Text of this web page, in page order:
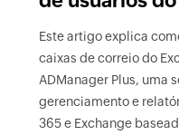
Este artigo explica
caixas de correio do
ADManager Plus, uma
gerenciamento e
365 e Exchange